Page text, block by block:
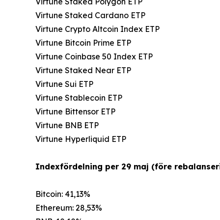
Virtune Staked Cardano ETP
Virtune Crypto Altcoin Index ETP
Virtune Bitcoin Prime ETP
Virtune Coinbase 50 Index ETP
Virtune Staked Near ETP
Virtune Sui ETP
Virtune Stablecoin ETP
Virtune Bittensor ETP
Virtune BNB ETP
Virtune Hyperliquid ETP
Indexfördelning per 29 maj (före
Bitcoin: 41,13%
Ethereum: 28,53%